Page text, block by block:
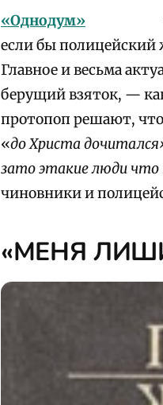
«Однодум»
если бы полицейский
Главное и весьма
берущий взяток, —
протопоп решают,
«до Христа
зато этакие люди
чиновники и
«МЕНЯ